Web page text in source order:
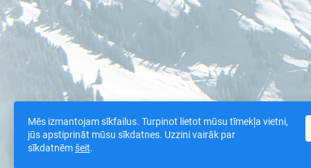
Mēs izmantojam sīkfailus. Turpinot lietot mūsu tīmekļa vietni,
jūs apstiprināt mūsu sīkdatnes. Uzzini vairāk par
sīkdatnēmšeit.